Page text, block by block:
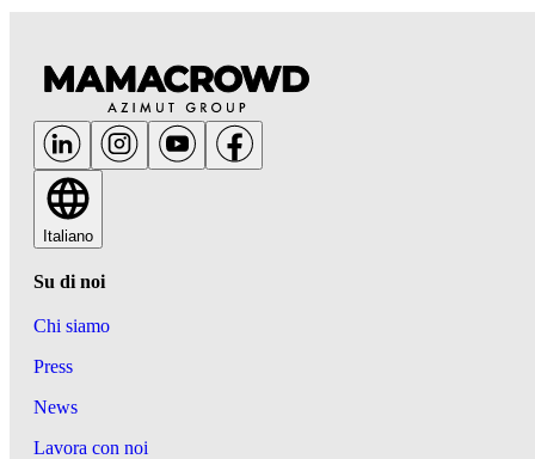
Italiano
Su di noi
Chi siamo
Press
News
Lavora con noi